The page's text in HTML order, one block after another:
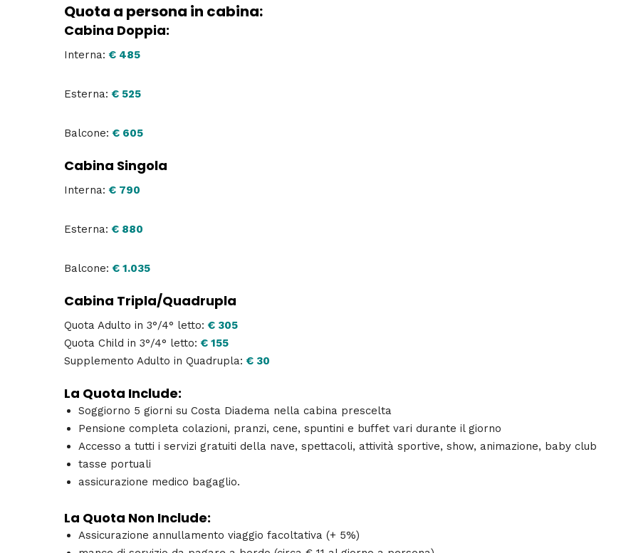
Quota a persona in cabina:
Cabina Doppia:
Interna: € 485
Esterna: € 525
Balcone: € 605
Cabina Singola
Interna: € 790
Esterna: € 880
Balcone: € 1.035
Cabina Tripla/Quadrupla
Quota Adulto in 3°/4° letto: € 305
Quota Child in 3°/4° letto: € 155
Supplemento Adulto in Quadrupla: € 30
La Quota Include:
Soggiorno 5 giorni su Costa Diadema nella cabina prescelta
Pensione completa colazioni, pranzi, cene, spuntini e buffet vari durante il giorno
Accesso a tutti i servizi gratuiti della nave, spettacoli, attività sportive, show, animazione, baby club
tasse portuali
assicurazione medico bagaglio.
La Quota Non Include:
Assicurazione annullamento viaggio facoltativa (+ 5%)